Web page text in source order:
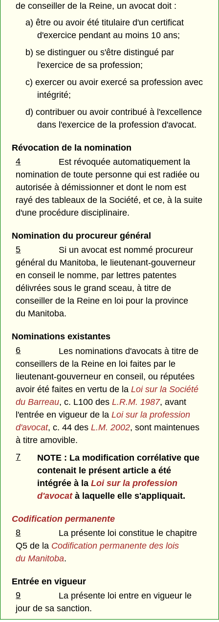
de conseiller de la Reine, un avocat doit :
a) être ou avoir été titulaire d'un certificat
d'exercice pendant au moins 10 ans;
b) se distinguer ou s'être distingué par
l'exercice de sa profession;
c) exercer ou avoir exercé sa profession avec
intégrité;
d) contribuer ou avoir contribué à l'excellence
dans l'exercice de la profession d'avocat.
Révocation de la nomination
4
Est révoquée automatiquement la
nomination de toute personne qui est radiée ou
autorisée à démissionner et dont le nom est
rayé des tableaux de la Société, et ce, à la suite
d'une procédure disciplinaire.
Nomination du procureur général
5
Si un avocat est nommé procureur
général du Manitoba, le lieutenant-gouverneur
en conseil le nomme, par lettres patentes
délivrées sous le grand sceau, à titre de
conseiller de la Reine en loi pour la province
du Manitoba.
Nominations existantes
6
Les nominations d'avocats à titre de
conseillers de la Reine en loi faites par le
lieutenant-gouverneur en conseil, ou réputées
avoir été faites en vertu de laLoi sur la Société
du Barreau, c. L100 desL.R.M. 1987, avant
l'entrée en vigueur de laLoi sur la profession
d'avocat, c. 44 desL.M. 2002, sont maintenues
à titre amovible.
7
NOTE : La modification corrélative que
contenait le présent article a été
intégrée à laLoi sur la profession
d'avocatà laquelle elle s'appliquait.
Codification permanente
8
La présente loi constitue le chapitre
Q5 de la Codification permanente des lois
du Manitoba.
Entrée en vigueur
9
La présente loi entre en vigueur le
jour de sa sanction.